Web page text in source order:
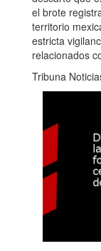
el brote
territorio
estricta
relacionados
Tribuna